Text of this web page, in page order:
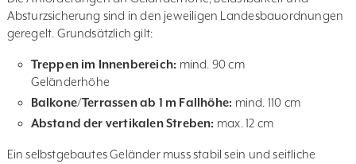
Absturzsicherung sind in den jeweiligen Landesbauordnungen
geregelt. Grundsätzlich gilt:
Treppen im Innenbereich: mind. 90 cm
Geländerhöhe
Balkone/Terrassen ab 1 m Fallhöhe: mind. 110 cm
Abstand der vertikalen Streben: max. 12 cm
Ein selbstgebautes Geländer muss stabil sein und seitliche